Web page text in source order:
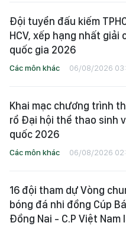
Đội tuyển đấu kiếm
HCV, xếp hạng nhất giải
quốc gia 2026
Các môn khác 06/08/2026
Khai mạc chương trình
rổ Đại hội thể thao sinh
quốc 2026
Các môn khác 06/08/2026
16 đội tham dự Vòng
bóng đá nhi đồng Cúp
Đồng Nai - C.P Việt Nam